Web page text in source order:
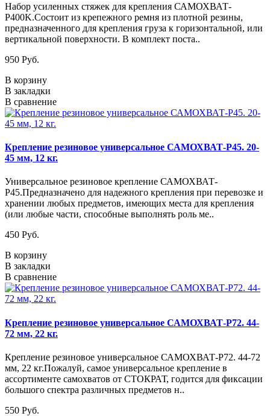
Набор усиленных стяжек для крепления САМОХВАТ-
Р400K.Состоит из крепежного ремня из плотной резины,
предназначенного для крепления груза к горизонтальной, или
вертикальной поверхности. В комплект поста..
950 Руб.
В корзину
В закладки
В сравнение
Крепление резиновое универсальное САМОХВАТ-Р45. 20-
45 мм, 12 кг.
Универсальное резиновое крепление САМОХВАТ-
Р45.Предназначено для надежного крепления при перевозке и
хранении любых предметов, имеющих места для крепления
(или любые части, способные выполнять роль ме..
450 Руб.
В корзину
В закладки
В сравнение
Крепление резиновое универсальное САМОХВАТ-Р72. 44-
72 мм, 22 кг.
Крепление резиновое универсальное САМОХВАТ-Р72. 44-72
мм, 22 кг.Пожалуй, самое универсальное крепление в
ассортименте самохватов от СТОКРАТ, годится для фиксации
большого спектра различных предметов н..
550 Руб.